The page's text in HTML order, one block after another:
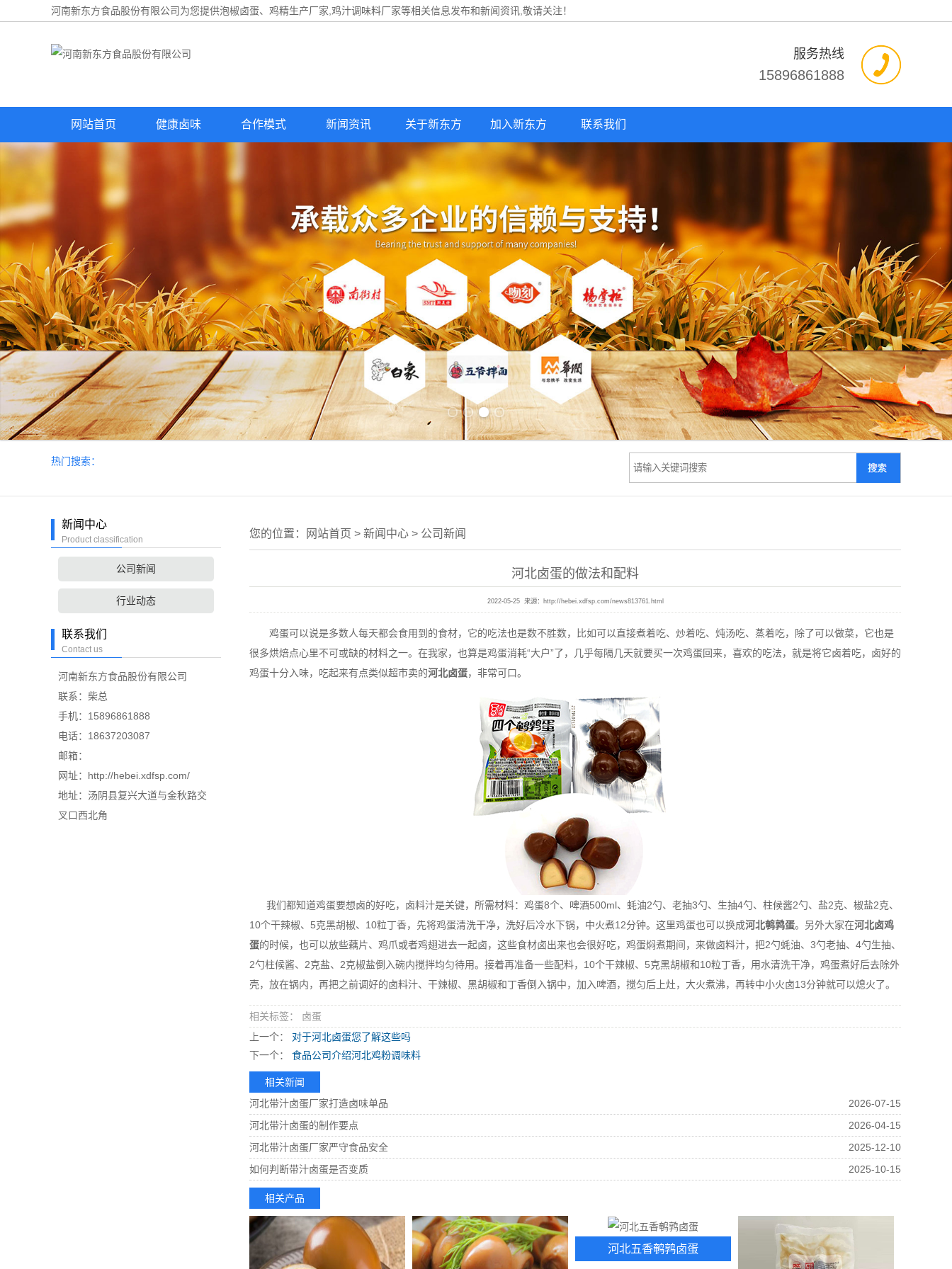
河南新东方食品股份有限公司为您提供泡椒卤蛋、鸡精生产厂家,鸡汁调味料厂家等相关信息发布和新闻资讯,敬请关注！
服务热线
15896861888
网站首页 健康卤味 合作模式 新闻资讯 关于新东方 加入新东方 联系我们
热门搜索：
新闻中心
Product classification
公司新闻
行业动态
联系我们
Contact us
河南新东方食品股份有限公司
联系：柴总
手机：15896861888
电话：18637203087
邮箱：
网址：http://hebei.xdfsp.com/
地址：汤阴县复兴大道与金秋路交
叉口西北角
您的位置： 网站首页 > 新闻中心 > 公司新闻
河北卤蛋的做法和配料
2022-05-25 来源： http://hebei.xdfsp.com/news813761.html
鸡蛋可以说是多数人每天都会食用到的食材，它的吃法也是数不胜数，比如可以直接煮着吃、炒着吃、炖汤吃、蒸着吃，除了可以做菜，它也是
很多烘焙点心里不可或缺的材料之一。在我家，也算是鸡蛋消耗“大户”了，几乎每隔几天就要买一次鸡蛋回来，喜欢的吃法，就是将它卤着吃，卤好的
鸡蛋十分入味，吃起来有点类似超市卖的河北卤蛋，非常可口。
我们都知道鸡蛋要想卤的好吃，卤料汁是关键，所需材料：鸡蛋8个、啤酒500ml、蚝油2勺、老抽3勺、生抽4勺、柱候酱2勺、盐2克、椒盐2克、
10个干辣椒、5克黑胡椒、10粒丁香，先将鸡蛋清洗干净，洗好后冷水下锅，中火煮12分钟。这里鸡蛋也可以换成河北鹌鹑蛋。另外大家在河北卤鸡
蛋的时候，也可以放些藕片、鸡爪或者鸡翅进去一起卤，这些食材卤出来也会很好吃，鸡蛋焖煮期间，来做卤料汁，把2勺蚝油、3勺老抽、4勺生抽、
2勺柱候酱、2克盐、2克椒盐倒入碗内搅拌均匀待用。接着再准备一些配料，10个干辣椒、5克黑胡椒和10粒丁香，用水清洗干净，鸡蛋煮好后去除外
壳，放在锅内，再把之前调好的卤料汁、干辣椒、黑胡椒和丁香倒入锅中，加入啤酒，搅匀后上灶，大火煮沸，再转中小火卤13分钟就可以熄火了。
相关标签： 卤蛋
上一个：
对于河北卤蛋您了解这些吗
下一个：
食品公司介绍河北鸡粉调味料
相关新闻
河北带汁卤蛋厂家打造卤味单品
2026-07-15
河北带汁卤蛋的制作要点
2026-04-15
河北带汁卤蛋厂家严守食品安全
2025-12-10
如何判断带汁卤蛋是否变质
2025-10-15
相关产品
河北五香鹌鹑卤蛋